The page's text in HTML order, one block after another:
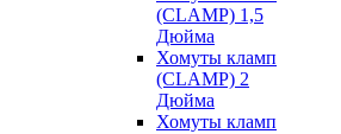
(CLAMP) 1,5
Дюйма
Хомуты кламп
(CLAMP) 2
Дюйма
Хомуты кламп